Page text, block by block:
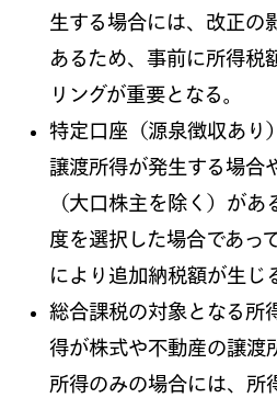
生する場合には、改正の
あるため、事前に所得税
リングが重要となる。
特定口座（源泉徴収あり
譲渡所得が発生する場合
（大口株主を除く）があ
度を選択した場合であっ
により追加納税額が生じ
総合課税の対象となる所
得が株式や不動産の譲渡
所得のみの場合には、所